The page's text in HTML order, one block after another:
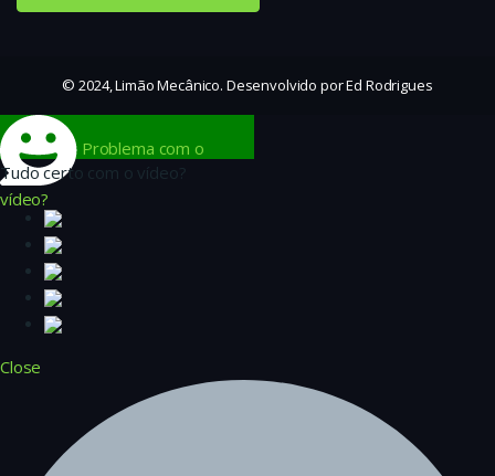
© 2024, Limão Mecânico. Desenvolvido por Ed Rodrigues
Problema com o
vídeo?
Tudo certo com o vídeo?
Close